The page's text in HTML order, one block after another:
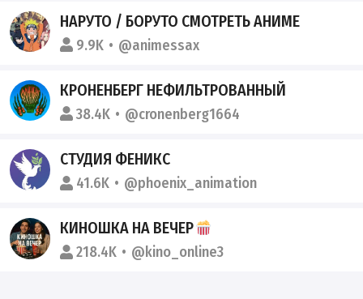
НАРУТО / БОРУТО СМОТРЕТЬ АНИМЕ
9.9K @animessax
КРОНЕНБЕРГ НЕФИЛЬТРОВАННЫЙ
38.4K @cronenberg1664
СТУДИЯ ФЕНИКС
41.6K @phoenix_animation
КИНОШКА НА ВЕЧЕР
218.4K @kino_online3